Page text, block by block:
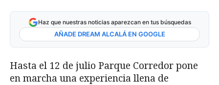
Haz que nuestras noticias aparezcan en tus búsquedas
AÑADE DREAM ALCALÁ EN GOOGLE
Hasta el 12 de julio Parque Corredor pone
en marcha una experiencia llena de